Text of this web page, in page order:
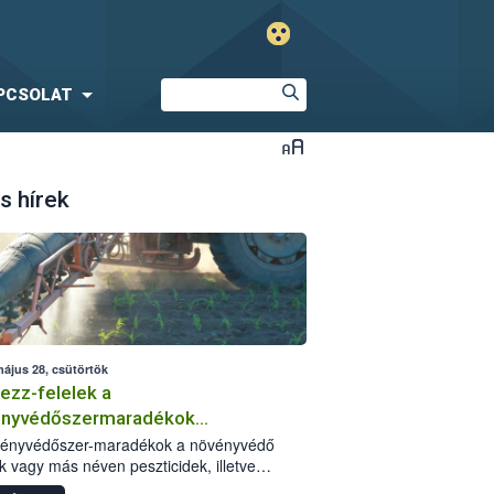
hírek
28, csütörtök
felelek a
kockázatáról
maradékok a növényvédő
vagy más néven peszticidek, illetve
kis mennyiségei, melyek a